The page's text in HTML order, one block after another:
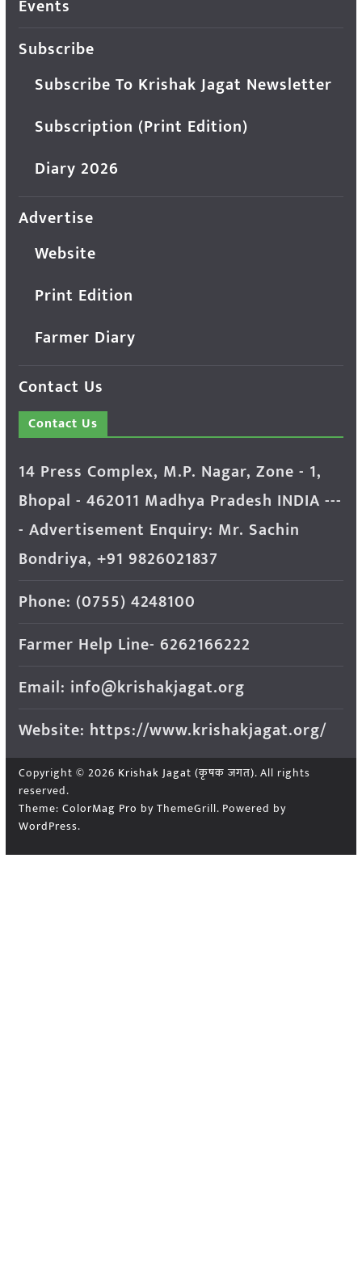
Events
Subscribe
Subscribe To Krishak Jagat Newsletter
Subscription (Print Edition)
Diary 2026
Advertise
Website
Print Edition
Farmer Diary
Contact Us
Contact Us
14 Press Complex, M.P. Nagar, Zone - 1,
Bhopal - 462011 Madhya Pradesh INDIA ---
- Advertisement Enquiry: Mr. Sachin
Bondriya, +91 9826021837
Phone: (0755) 4248100
Farmer Help Line- 6262166222
Email: info@krishakjagat.org
Website: https://www.krishakjagat.org/
Copyright © 2026 Krishak Jagat (कृषक जगत). All rights
reserved.
Theme: ColorMag Pro by ThemeGrill. Powered by
WordPress.